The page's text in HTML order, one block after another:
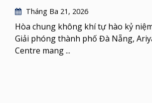
Tháng Ba 21, 2026
Hòa chung không khí tự hào kỷ
Giải phóng thành phố Đà Nẵng,
Centre mang ...